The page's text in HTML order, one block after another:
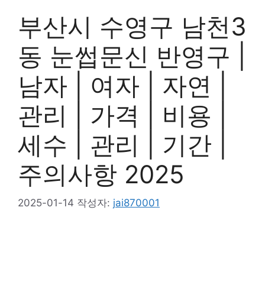
부산시 수영구 남천3
동 눈썹문신 반영구 |
남자 | 여자 | 자연 |
관리 | 가격 | 비용 |
세수 | 관리 | 기간 |
주의사항 2025
2025-01-14 작성자: jai870001